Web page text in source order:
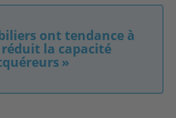
ont tendance à
la capacité
»